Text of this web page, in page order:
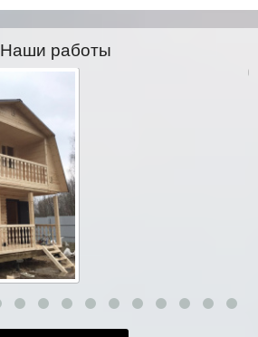
Наши работы